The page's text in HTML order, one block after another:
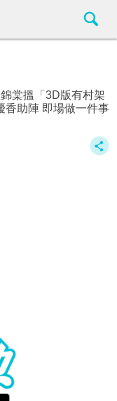
棠搵「3D版有村架
香助陣 即場做一件事